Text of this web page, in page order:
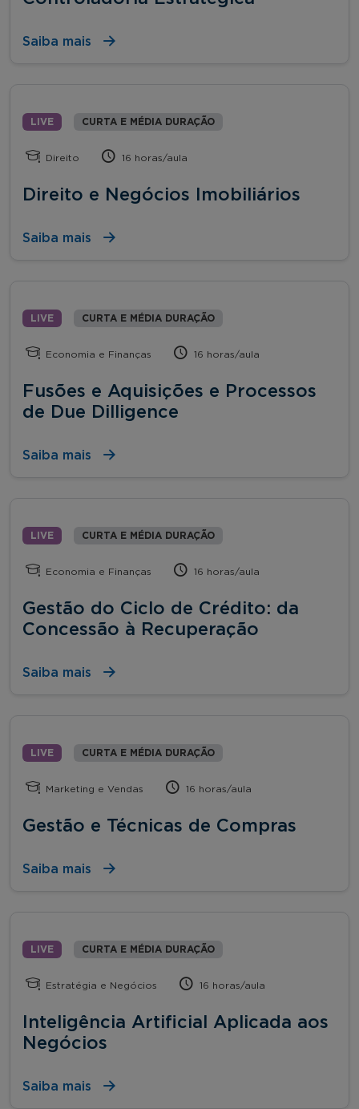
Saiba mais
LIVE CURTA E MÉDIA DURAÇÃO
Direito 16 horas/aula
Direito e Negócios Imobiliários
Saiba mais
LIVE CURTA E MÉDIA DURAÇÃO
Economia e Finanças 16 horas/aula
Fusões e Aquisições e Processos
de Due Dilligence
Saiba mais
LIVE CURTA E MÉDIA DURAÇÃO
Economia e Finanças 16 horas/aula
Gestão do Ciclo de Crédito: da
Concessão à Recuperação
Saiba mais
LIVE CURTA E MÉDIA DURAÇÃO
Marketing e Vendas 16 horas/aula
Gestão e Técnicas de Compras
Saiba mais
LIVE CURTA E MÉDIA DURAÇÃO
Estratégia e Negócios 16 horas/aula
Inteligência Artificial Aplicada aos
Negócios
Saiba mais